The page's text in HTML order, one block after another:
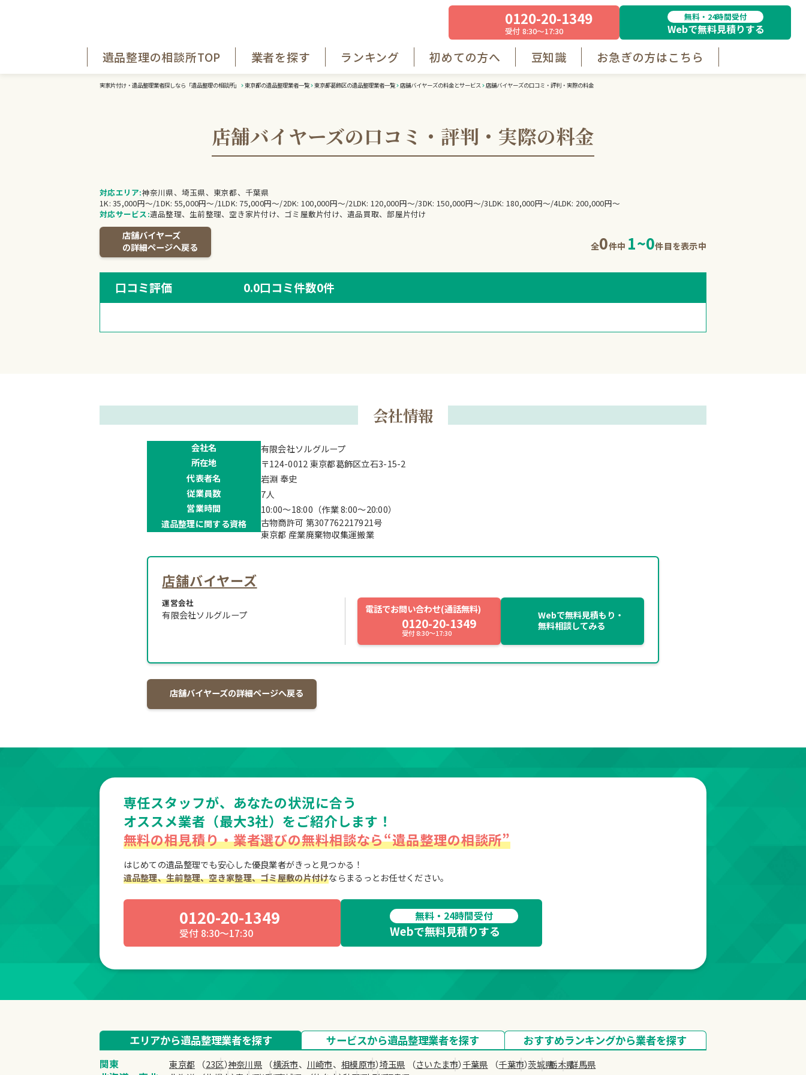
0120-20-1349
受付 8:30～17:30
無料・24時間受付
Webで無料見積りする
遺品整理の相談所TOP 業者を探す ランキング 初めての方へ 豆知識 お急ぎの方はこちら
実家片付け・遺品整理業者探しなら「遺品整理の相談所」 東京都の遺品整理業者一覧 東京都葛飾区の遺品整理業者一覧 店舗バイヤーズの料金とサービス 店舗バイヤーズの口コミ・評判・実際の料金
店舗バイヤーズの口コミ・評判・実際の料金
対応エリア:神奈川県、埼玉県、東京都、千葉県
1K: 35,000円〜/1DK: 55,000円〜/1LDK: 75,000円〜/2DK: 100,000円〜/2LDK: 120,000円〜/3DK: 150,000円〜/3LDK: 180,000円〜/4LDK: 200,000円〜
対応サービス:遺品整理、生前整理、空き家片付け、ゴミ屋敷片付け、遺品買取、部屋片付け
店舗バイヤーズ
の詳細ページへ戻る
全0件中 1~0件目を表示中
口コミ評価 0.0口コミ件数0件
会社情報
会社名
有限会社ソルグループ
所在地
〒124-0012 東京都葛飾区立石3-15-2
代表者名
岩淵 奉史
従業員数
7人
営業時間
10:00～18:00（作業 8:00～20:00）
遺品整理に関する資格
古物商許可 第307762217921号
東京都 産業廃棄物収集運搬業
店舗バイヤーズ
運営会社
有限会社ソルグループ 電話でお問い合わせ(通話無料)
0120-20-1349
受付 8:30～17:30
Webで無料見積もり・
無料相談してみる
店舗バイヤーズの詳細ページへ戻る
専任スタッフが、あなたの状況に合う
オススメ業者（最大3社）をご紹介します！
無料の相見積り・業者選びの無料相談なら“遺品整理の相談所”
はじめての遺品整理でも安心した優良業者がきっと見つかる！
遺品整理、生前整理、空き家整理、ゴミ屋敷の片付けならまるっとお任せください。
0120-20-1349
受付 8:30～17:30
無料・24時間受付
Webで無料見積りする
エリアから遺品整理業者を探す サービスから遺品整理業者を探す おすすめランキングから業者を探す
関東 東京都 （23区）神奈川県 （横浜市、 川崎市、 相模原市）埼玉県 （さいたま市）千葉県 （千葉市）茨城県栃木県群馬県